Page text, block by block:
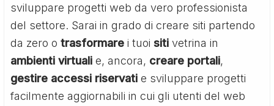
sviluppare progetti web da vero professionista
del settore. Sarai in grado di creare siti partendo
da zero otrasformare i tuoisiti vetrina in
ambienti virtuali e, ancora, creare portali,
gestire accessi riservati e sviluppare progetti
facilmente aggiornabili in cui gli utenti del web